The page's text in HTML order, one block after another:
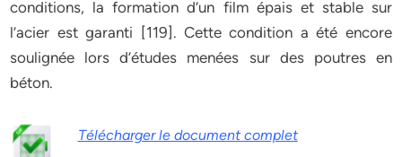
conditions, la formation d’un film épais et stable sur
l’acier est garanti [119]. Cette condition a été encore
soulignée lors d’études menées sur des poutres en
béton.
Télécharger le document complet